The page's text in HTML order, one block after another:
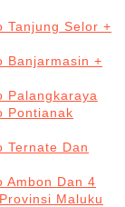
Tanjung Selor +
Banjarmasin +
Palangkaraya
Pontianak
Ternate Dan
Ambon Dan 4
Maluku